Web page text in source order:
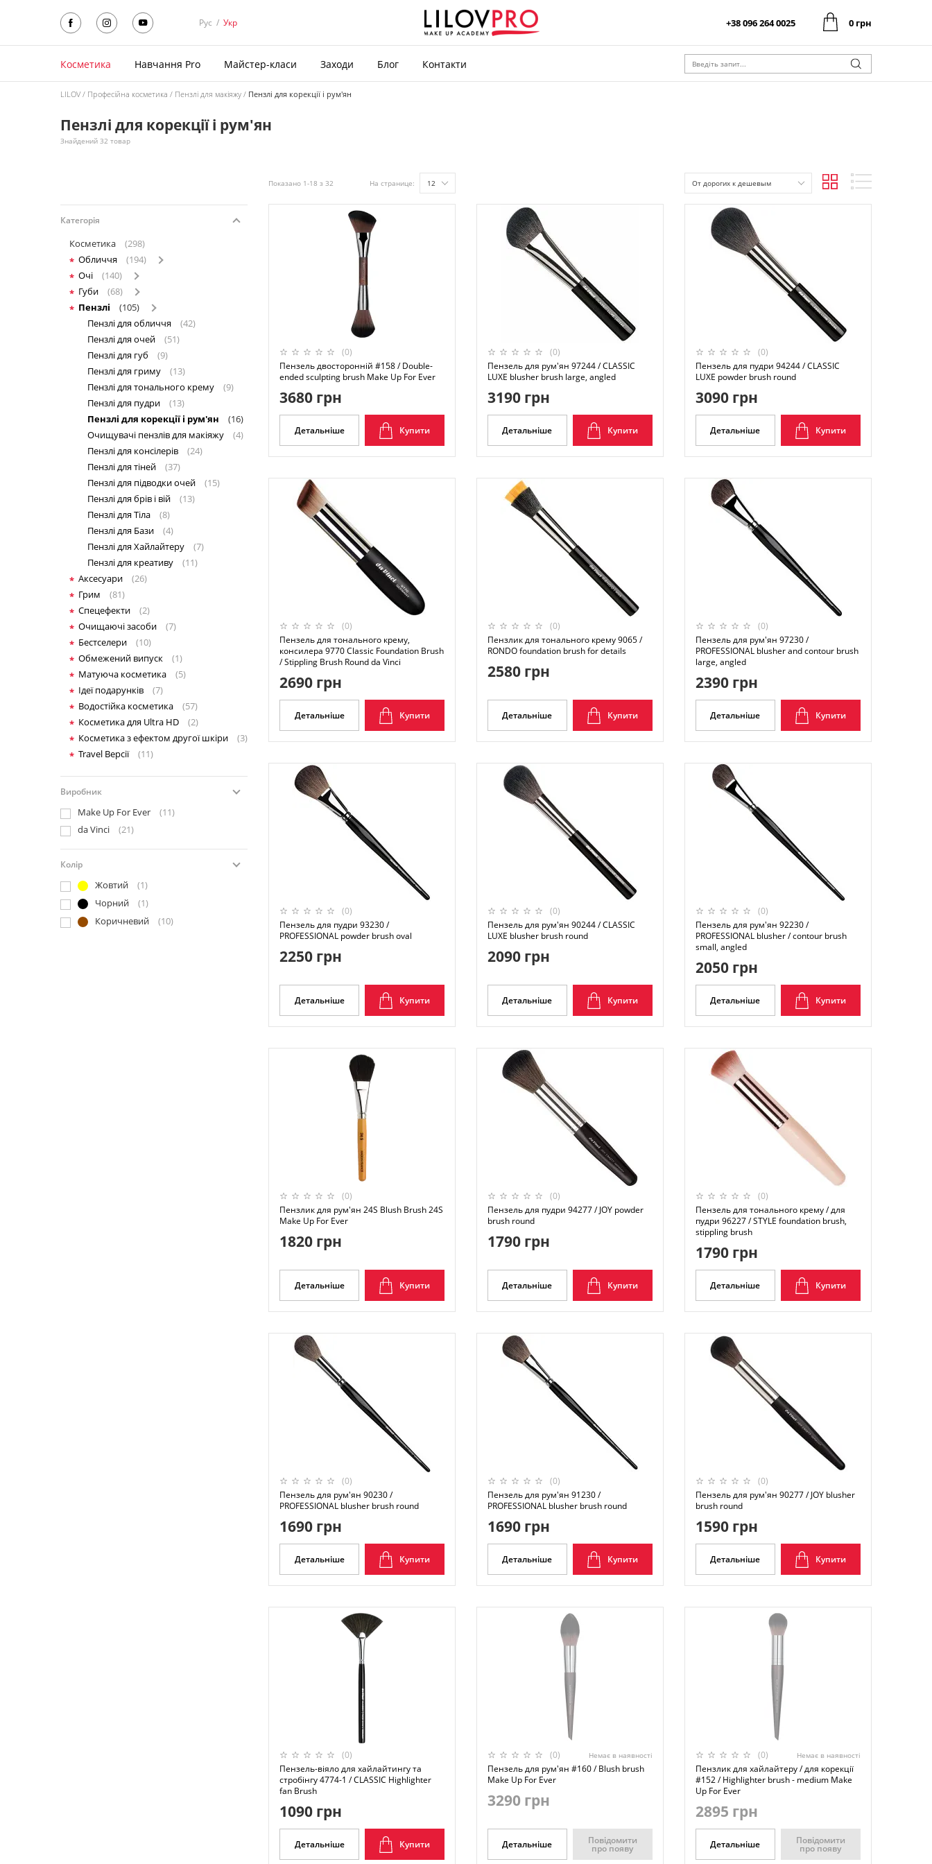
Рус / Укр +38 096 264 0025 0 грн
Косметика Навчання Pro Майстер-класи Заходи Блог Контакти
LILOV Професійна косметика Пензлі для макіяжу Пензлі для корекції і рум'ян
Пензлі для корекції і рум'ян
Знайдений 32 товар
Категорія
Косметика
(298)
Обличчя
(194)
Очі
(140)
Губи
(68)
Пензлі
(105)
Пензлі для обличчя
(42)
Пензлі для очей
(51)
Пензлі для губ
(9)
Пензлі для гриму
(13)
Пензлі для тонального крему
(9)
Пензлі для пудри
(13)
Пензлі для корекції і рум'ян
(16)
Очищувачі пензлів для макіяжу
(4)
Пензлі для консілерів
(24)
Пензлі для тіней
(37)
Пензлі для підводки очей
(15)
Пензлі для брів і вій
(13)
Пензлі для Тіла
(8)
Пензлі для Бази
(4)
Пензлі для Хайлайтеру
(7)
Пензлі для креативу
(11)
Аксесуари
(26)
Грим
(81)
Спецефекти
(2)
Очищаючі засоби
(7)
Бестселери
(10)
Обмежений випуск
(1)
Матуюча косметика
(5)
Ідеї подарунків
(7)
Водостійка косметика
(57)
Косметика для Ultra HD
(2)
Косметика з ефектом другої шкіри
(3)
Travel Версії
(11)
Виробник
Make Up For Ever
(11)
da Vinci
(21)
Колір
Жовтий
(1)
Чорний
(1)
Коричневий
(10)
Показано 1-18 з 32 На странице: 12 От дорогих к дешевым
(0)
Пензель двосторонній #158 / Double-
ended sculpting brush Make Up For Ever
3680 грн
Детальніше Купити
(0)
Пензель для рум'ян 97244 / CLASSIC
LUXE blusher brush large, angled
3190 грн
Детальніше Купити
(0)
Пензель для пудри 94244 / CLASSIC
LUXE powder brush round
3090 грн
Детальніше Купити
(0)
Пензель для тонального крему,
консилера 9770 Classic Foundation Brush
/ Stippling Brush Round da Vinci
2690 грн
Детальніше Купити
(0)
Пензлик для тонального крему 9065 /
RONDO foundation brush for details
2580 грн
Детальніше Купити
(0)
Пензель для рум'ян 97230 /
PROFESSIONAL blusher and contour brush
large, angled
2390 грн
Детальніше Купити
(0)
Пензель для пудри 93230 /
PROFESSIONAL powder brush oval
2250 грн
Детальніше Купити
(0)
Пензель для рум'ян 90244 / CLASSIC
LUXE blusher brush round
2090 грн
Детальніше Купити
(0)
Пензель для рум'ян 92230 /
PROFESSIONAL blusher / contour brush
small, angled
2050 грн
Детальніше Купити
(0)
Пензлик для рум'ян 24S Blush Brush 24S
Make Up For Ever
1820 грн
Детальніше Купити
(0)
Пензель для пудри 94277 / JOY powder
brush round
1790 грн
Детальніше Купити
(0)
Пензель для тонального крему / для
пудри 96227 / STYLE foundation brush,
stippling brush
1790 грн
Детальніше Купити
(0)
Пензель для рум'ян 90230 /
PROFESSIONAL blusher brush round
1690 грн
Детальніше Купити
(0)
Пензель для рум'ян 91230 /
PROFESSIONAL blusher brush round
1690 грн
Детальніше Купити
(0)
Пензель для рум'ян 90277 / JOY blusher
brush round
1590 грн
Детальніше Купити
(0)
Пензель-віяло для хайлайтингу та
стробінгу 4774-1 / CLASSIC Highlighter
fan Brush
1090 грн
Детальніше Купити
(0) Немає в наявності
Пензель для рум'ян #160 / Blush brush
Make Up For Ever
3290 грн
Детальніше Повідомити
про появу
(0) Немає в наявності
Пензлик для хайлайтеру / для корекції
#152 / Highlighter brush - medium Make
Up For Ever
2895 грн
Детальніше Повідомити
про появу